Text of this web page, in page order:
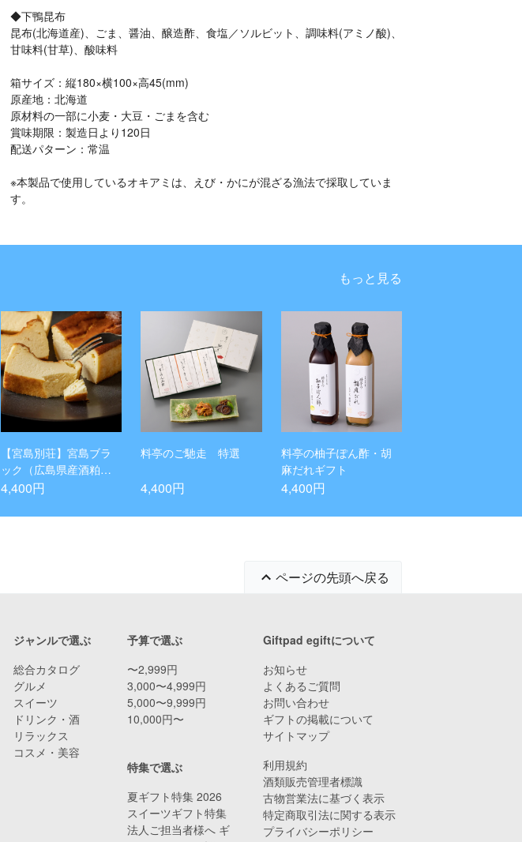
◆下鴨昆布
昆布(北海道産)、ごま、醤油、醸造酢、食塩／ソルビット、調味料(アミノ酸)、
甘味料(甘草)、酸味料
箱サイズ：縦180×横100×高45(mm)
原産地：北海道
原材料の一部に小麦・大豆・ごまを含む
賞味期限：製造日より120日
配送パターン：常温
※本製品で使用しているオキアミは、えび・かにが混ざる漁法で採取していま
す。
もっと見る
【宮島別荘】宮島ブラ
ック（広島県産酒粕を
使ったバスク風チーズ
4,400円
料亭のご馳走 特選
4,400円
料亭の柚子ぽん酢・胡
麻だれギフト
4,400円
ページの先頭へ戻る
予算で選ぶ
〜2,999円
3,000〜4,999円
5,000〜9,999円
10,000円〜
ジャンルで選ぶ
総合カタログ
グルメ
スイーツ
ドリンク・酒
リラックス
コスメ・美容
特集で選ぶ
夏ギフト特集 2026
スイーツギフト特集
法人ご担当者様へ ギ
Giftpad egiftについて
お知らせ
よくあるご質問
お問い合わせ
ギフトの掲載について
サイトマップ
利用規約
酒類販売管理者標識
古物営業法に基づく表示
特定商取引法に関する表示
プライバシーポリシー